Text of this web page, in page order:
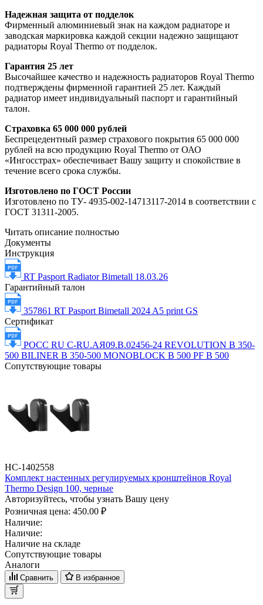
Надежная защита от подделок
Фирменный алюминиевый знак на каждом радиаторе и
заводская маркировка каждой секции надежно защищают
радиаторы Royal Thermo от подделок.
Гарантия 25 лет
Высочайшее качество и надежность радиаторов Royal Thermo
подтверждены фирменной гарантией 25 лет. Каждый
радиатор имеет индивидуальный паспорт и гарантийный
талон.
Страховка 65 000 000 рублей
Беспрецедентный размер страхового покрытия 65 000 000
рублей на всю продукцию Royal Thermo от ОАО
«Ингосстрах» обеспечивает Вашу защиту и спокойствие в
течение всего срока службы.
Изготовлено по ГОСТ России
Изготовлено по ТУ- 4935-002-14713117-2014 в соответствии с
ГОСТ 31311-2005.
Читать описание полностью
Документы
Инструкция
RT Pasport Radiator Bimetall 18.03.26
Гарантийный талон
357861 RT Pasport Bimetall 2024 A5 print GS
Сертификат
РОСС RU C-RU.АЯ09.B.02456-24 REVOLUTION B 350-
500 BILINER B 350-500 MONOBLOCK B 500 PF B 500
Сопутствующие товары
НС-1402558
Комплект настенных регулируемых кронштейнов Royal
Thermo Design 100, черные
Авторизуйтесь, чтобы узнать Вашу цену
Розничная цена: 450.00 ₽
Наличие:
Наличие:
Наличие на складе
Сопутствующие товары
Аналоги
Сравнить В избранное